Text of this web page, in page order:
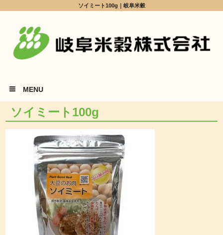
ソイミート100g｜岐阜米穀
MENU
ソイミート100g